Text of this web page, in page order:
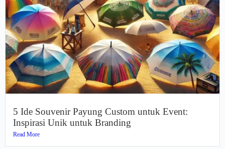
5 Ide Souvenir Payung Custom untuk Event:
Inspirasi Unik untuk Branding
Read More